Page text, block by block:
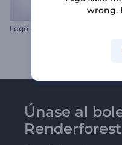
Logo - Estilo de Línea Definida
Únase al
Renderforest
wrong.